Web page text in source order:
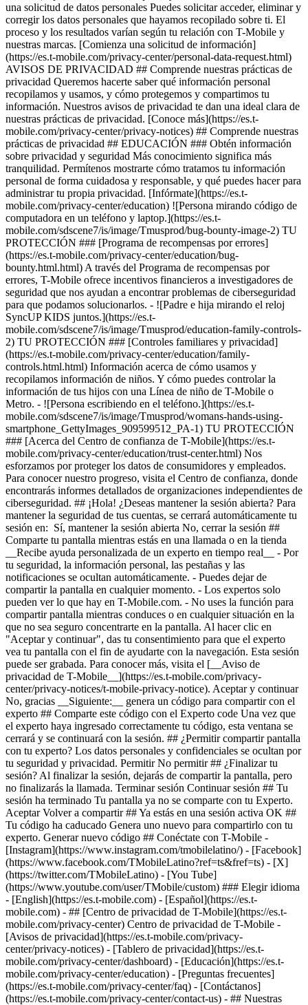
una solicitud de datos personales Puedes solicitar acceder, eliminar y
corregir los datos personales que hayamos recopilado sobre ti. El
proceso y los resultados varían según tu relación con T-Mobile y
nuestras marcas. [Comienza una solicitud de información​]
(https://es.t-mobile.com/privacy-center/personal-data-request.html)
AVISOS DE PRIVACIDAD ## Comprende nuestras prácticas de
privacidad Queremos hacerte saber qué información personal
recopilamos y usamos, y cómo protegemos y compartimos tu
información. Nuestros avisos de privacidad te dan una ideal clara de
nuestras prácticas de privacidad. [Conoce más](https://es.t-
mobile.com/privacy-center/privacy-notices) ## Comprende nuestras
prácticas de privacidad ## EDUCACIÓN ### Obtén información
sobre privacidad y seguridad Más conocimiento significa más
tranquilidad. Permítenos mostrarte cómo tratamos tu información
personal de forma cuidadosa y responsable, y qué puedes hacer para
administrar tu propia privacidad. [Infórmate](https://es.t-
mobile.com/privacy-center/education) ![Persona mirando código de
computadora en un teléfono y laptop.](https://es.t-
mobile.com/sdscene7/is/image/Tmusprod/bug-bounty-image-2) TU
PROTECCIÓN ### [Programa de recompensas por errores]
(https://es.t-mobile.com/privacy-center/education/bug-
bounty.html.html) A través del Programa de recompensas por
errores, T-Mobile ofrece incentivos financieros a investigadores de
seguridad que nos ayudan a encontrar problemas de ciberseguridad
para que podamos solucionarlos. - ![Padre e hija mirando el reloj
SyncUP KIDS juntos.](https://es.t-
mobile.com/sdscene7/is/image/Tmusprod/education-family-controls-
2) TU PROTECCIÓN ### [Controles familiares y privacidad]
(https://es.t-mobile.com/privacy-center/education/family-
controls.html.html) Información acerca de cómo usamos y
recopilamos información de niños. Y cómo puedes controlar la
información de tus hijos con una Línea de niño de T-Mobile o
Metro. - ![Persona escribiendo en el teléfono.](https://es.t-
mobile.com/sdscene7/is/image/Tmusprod/womans-hands-using-
smartphone_GettyImages_909599512_PA-1) TU PROTECCIÓN
### [Acerca del Centro de confianza de T-Mobile](https://es.t-
mobile.com/privacy-center/education/trust-center.html) Nos
esforzamos por proteger los datos de consumidores y empleados.
Para conocer nuestro progreso, visita el Centro de confianza, donde
encontrarás informes detallados de organizaciones independientes de
ciberseguridad. ## ¡Hola! ¿Deseas mantener la sesión abierta? Para
mantener la seguridad de tus cuentas, se cerrará automáticamente tu
sesión en: Sí, mantener la sesión abierta No, cerrar la sesión ##
Comparte tu pantalla mientras estás en una llamada o en la tienda
__Recibe ayuda personalizada de un experto en tiempo real__ - Por
tu seguridad, la información personal, las pestañas y las
notificaciones se ocultan automáticamente. - Puedes dejar de
compartir la pantalla en cualquier momento. - Los expertos solo
pueden ver lo que hay en T-Mobile.com. - No uses la función para
compartir pantalla mientras conduces o en cualquier situación en la
que no sea seguro concentrarte en la pantalla. Al hacer clic en
"Aceptar y continuar", das tu consentimiento para que el experto
vea tu pantalla con el fin de ayudarte con la navegación. Esta sesión
puede ser grabada. Para conocer más, visita el [__Aviso de
privacidad de T-Mobile__](https://es.t-mobile.com/privacy-
center/privacy-notices/t-mobile-privacy-notice). Aceptar y continuar
No, gracias __Siguiente:__ genera un código para compartir con el
experto ## Comparte este código con el Experto code Una vez que
el experto haya ingresado correctamente tu código, esta ventana se
cerrará y se continuará con la sesión. ## ¿Permitir compartir pantalla
con tu experto? Los datos personales y confidenciales se ocultan por
tu seguridad y privacidad. Permitir No permitir ## ¿Finalizar tu
sesión? Al finalizar la sesión, dejarás de compartir la pantalla, pero
no finalizarás la llamada. Terminar sesión Continuar sesión ## Tu
sesión ha terminado Tu pantalla ya no se comparte con tu Experto.
Aceptar Volver a compartir ## Ya estás en una sesión activa OK ##
Tu código ha caducado Genera uno nuevo para compartirlo con tu
experto. Generar nuevo código ## Conéctate con T-Mobile -
[Instagram](https://www.instagram.com/tmobilelatino/) - [Facebook]
(https://www.facebook.com/TMobileLatino?ref=ts&fref=ts) - [X]
(https://twitter.com/TMobileLatino) - [You Tube]
(https://www.youtube.com/user/TMobile/custom) ### Elegir idioma
- [English](https://es.t-mobile.com) - [Español](https://es.t-
mobile.com) - ## [Centro de privacidad de T-Mobile](https://es.t-
mobile.com/privacy-center) Centro de privacidad de T-Mobile -
[Avisos de privacidad](https://es.t-mobile.com/privacy-
center/privacy-notices) - [Tablero de privacidad](https://es.t-
mobile.com/privacy-center/dashboard) - [Educación](https://es.t-
mobile.com/privacy-center/education) - [Preguntas frecuentes]
(https://es.t-mobile.com/privacy-center/faq) - [Contáctanos]
(https://es.t-mobile.com/privacy-center/contact-us) - ## Nuestras